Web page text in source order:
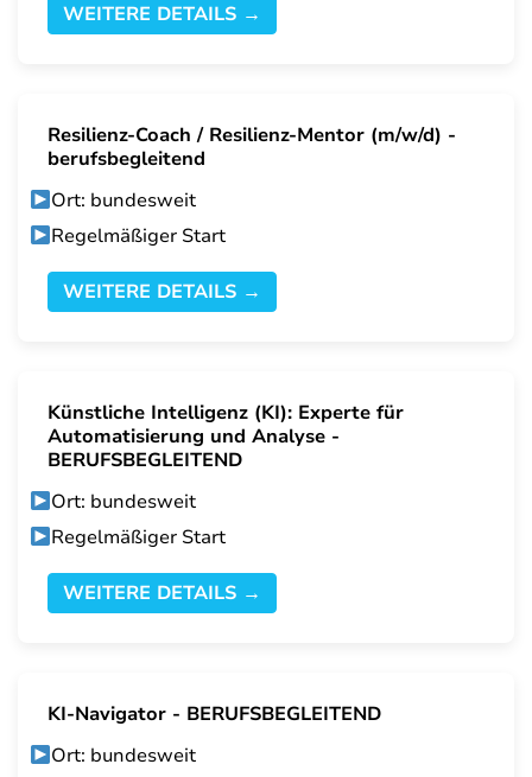
WEITERE DETAILS →
Resilienz-Coach / Resilienz-Mentor (m/w/d) -
berufsbegleitend
Ort: bundesweit
Regelmäßiger Start
WEITERE DETAILS →
Künstliche Intelligenz (KI): Experte für
Automatisierung und Analyse -
BERUFSBEGLEITEND
Ort: bundesweit
Regelmäßiger Start
WEITERE DETAILS →
KI-Navigator - BERUFSBEGLEITEND
Ort: bundesweit